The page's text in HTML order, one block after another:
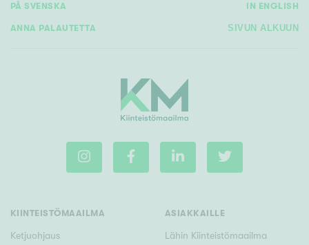
Hissi
Senioriasunto
PÅ SVENSKA IN ENGLISH
ANNA PALAUTETTA SIVUN ALKUUN
KIINTEISTÖMAAILMA
Ketjuohjaus
ASIAKKAILLE
Lähin Kiinteistömaailma